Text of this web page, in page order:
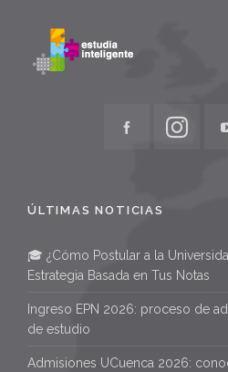
ÚLTIMAS NOTICIAS
🎓 ¿Cómo Postular a la
Estrategia Basada en Tus Notas
Ingreso EPN 2026: proceso de
de estudio
Admisiones UCuenca 2026: